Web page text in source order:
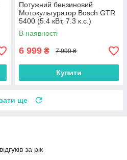
Потужний бензиновий
Мотокультуратор Bosch GTR
5400 (5.4 кВт, 7.3 к.с.)
В наявності
6 999 ₴ 7 999 ₴
Купити
ще
за рік